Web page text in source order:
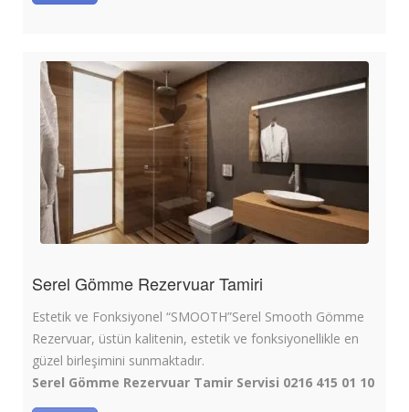
Serel Gömme Rezervuar Tamiri
Estetik ve Fonksiyonel “SMOOTH”Serel Smooth Gömme
Rezervuar, üstün kalitenin, estetik ve fonksiyonellikle en
güzel birleşimini sunmaktadır.
Serel Gömme Rezervuar Tamir Servisi 0216 415 01 10